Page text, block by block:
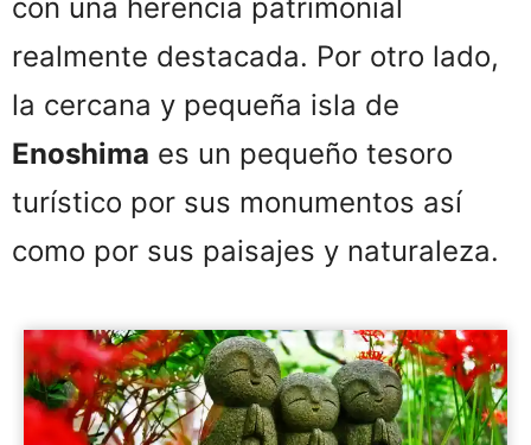
con una herencia patrimonial
realmente destacada. Por otro lado,
la cercana y pequeña isla de
Enoshima es un pequeño tesoro
turístico por sus monumentos así
como por sus paisajes y naturaleza.